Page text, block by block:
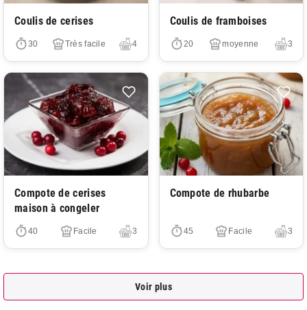
Très facile
Coulis de cerises
30 Très facile 4
Très facile
Coulis de framboises
20 moyenne 3
Très facile
Compote de cerises
maison à congeler
40 Facile 3
Très facile
Compote de rhubarbe
45 Facile 3
Voir plus